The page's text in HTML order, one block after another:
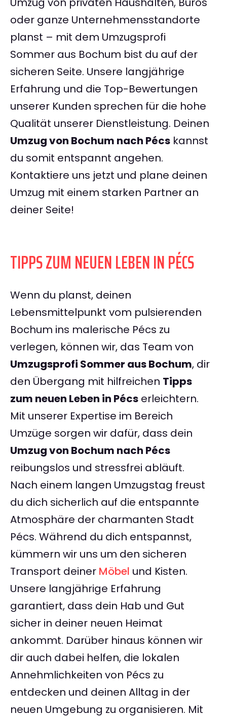
oder ganze Unternehmensstandorte
planst – mit dem Umzugsprofi
Sommer aus Bochum bist du auf der
sicheren Seite. Unsere langjährige
Erfahrung und die Top-Bewertungen
unserer Kunden sprechen für die hohe
Qualität unserer Dienstleistung. Deinen
Umzug von Bochum nach Pécs kannst
du somit entspannt angehen.
Kontaktiere uns jetzt und plane deinen
Umzug mit einem starken Partner an
deiner Seite!
TIPPS ZUM NEUEN LEBEN IN PÉCS
Wenn du planst, deinen
Lebensmittelpunkt vom pulsierenden
Bochum ins malerische Pécs zu
verlegen, können wir, das Team von
Umzugsprofi Sommer aus Bochum, dir
den Übergang mit hilfreichen Tipps
zum neuen Leben in Pécs erleichtern.
Mit unserer Expertise im Bereich
Umzüge sorgen wir dafür, dass dein
Umzug von Bochum nach Pécs
reibungslos und stressfrei abläuft.
Nach einem langen Umzugstag freust
du dich sicherlich auf die entspannte
Atmosphäre der charmanten Stadt
Pécs. Während du dich entspannst,
kümmern wir uns um den sicheren
Transport deiner Möbel und Kisten.
Unsere langjährige Erfahrung
garantiert, dass dein Hab und Gut
sicher in deiner neuen Heimat
ankommt. Darüber hinaus können wir
dir auch dabei helfen, die lokalen
Annehmlichkeiten von Pécs zu
entdecken und deinen Alltag in der
neuen Umgebung zu organisieren. Mit